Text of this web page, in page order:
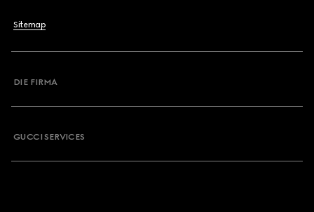
Sitemap
DIE FIRMA
GUCCI SERVICES